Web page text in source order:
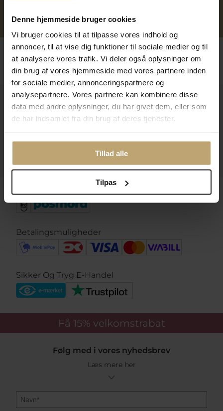
Denne hjemmeside bruger cookies
Vi bruger cookies til at tilpasse vores indhold og
annoncer, til at vise dig funktioner til sociale medier og til
at analysere vores trafik. Vi deler også oplysninger om
din brug af vores hjemmeside med vores partnere inden
for sociale medier, annonceringspartnere og
analysepartnere. Vores partnere kan kombinere disse
data med andre oplysninger, du har givet dem, eller som
de har indsamlet fra din brug af deres tjenester.
Tillad alle
Tilpas
Personlig kundeservice
Reparation af smykker og
Følg os
Kontakt
Åbningstider I Butikken
Information
Betalingsmuligheder
Sikker Og Tryg E-Handel
Få 15% velkomstrabat
Følg med i vores nyhedsbrev
Læs mere her